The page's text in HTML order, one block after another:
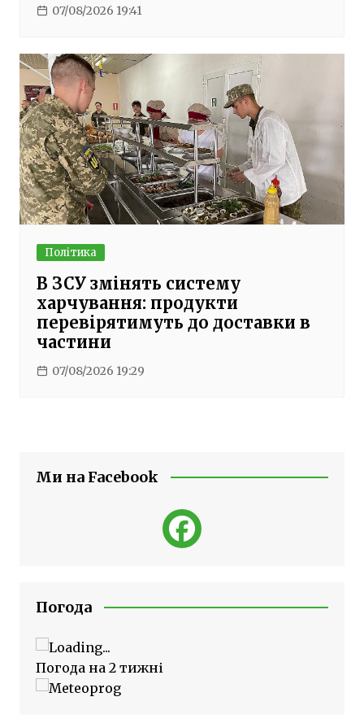
07/08/2026 19:41
Політика
В ЗСУ змінять систему
харчування: продукти
перевірятимуть до доставки в
частини
07/08/2026 19:29
Ми на Facebook
Погода
Погода на 2 тижні